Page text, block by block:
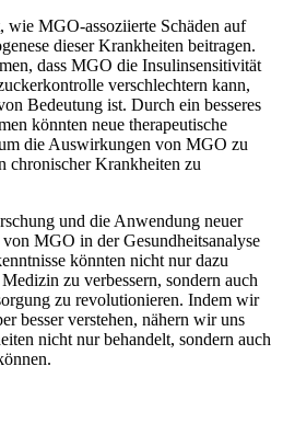
wie MGO-assoziierte Schäden auf
dieser Krankheiten beitragen.
dass MGO die Insulinsensitivität
verschlechtern kann,
Bedeutung ist. Durch ein besseres
könnten neue therapeutische
die Auswirkungen von MGO zu
chronischer Krankheiten zu
und die Anwendung neuer
MGO in der Gesundheitsanalyse
könnten nicht nur dazu
zu verbessern, sondern auch
zu revolutionieren. Indem wir
besser verstehen, nähern wir uns
nicht nur behandelt, sondern auch